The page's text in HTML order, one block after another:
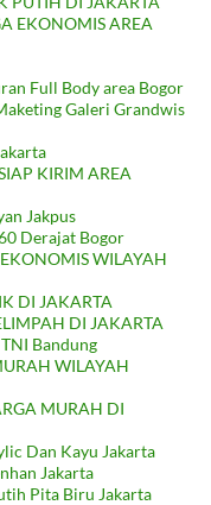
EKONOMIS AREA
Full Body area Bogor
Galeri Grandwis
KIRIM AREA
Jakpus
Derajat Bogor
WILAYAH
DI JAKARTA
DI JAKARTA
Bandung
WILAYAH
MURAH DI
Dan Kayu Jakarta
Jakarta
Pita Biru Jakarta